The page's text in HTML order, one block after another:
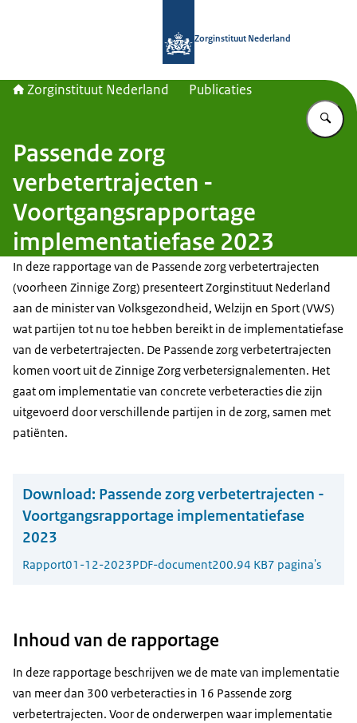
Zorginstituut Nederland
Zorginstituut Nederland Publicaties
Passende zorg
verbetertrajecten -
Voortgangsrapportage
implementatiefase 2023
In deze rapportage van de Passende zorg verbetertrajecten
(voorheen Zinnige Zorg) presenteert Zorginstituut Nederland
aan de minister van Volksgezondheid, Welzijn en Sport (VWS)
wat partijen tot nu toe hebben bereikt in de implementatiefase
van de verbetertrajecten. De Passende zorg verbetertrajecten
komen voort uit de Zinnige Zorg verbetersignalementen. Het
gaat om implementatie van concrete verbeteracties die zijn
uitgevoerd door verschillende partijen in de zorg, samen met
patiënten.
Download: Passende zorg verbetertrajecten -
Voortgangsrapportage implementatiefase
2023
Rapport01-12-2023PDF-document200.94 KB7 pagina's
Inhoud van de rapportage
In deze rapportage beschrijven we de mate van implementatie
van meer dan 300 verbeteracties in 16 Passende zorg
verbetertrajecten. Voor de onderwerpen waar implementatie